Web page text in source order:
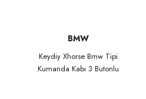
BMW
Keydiy Xhorse Bmw Tipi
Kumanda Kabı 3 Butonlu